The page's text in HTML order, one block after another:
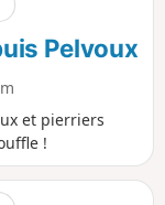
Pelvoux
et pierriers
!